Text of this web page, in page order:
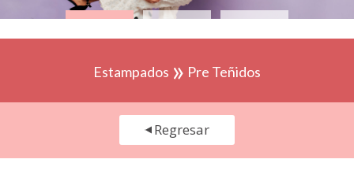
Estampados » Pre Teñidos
Regresar